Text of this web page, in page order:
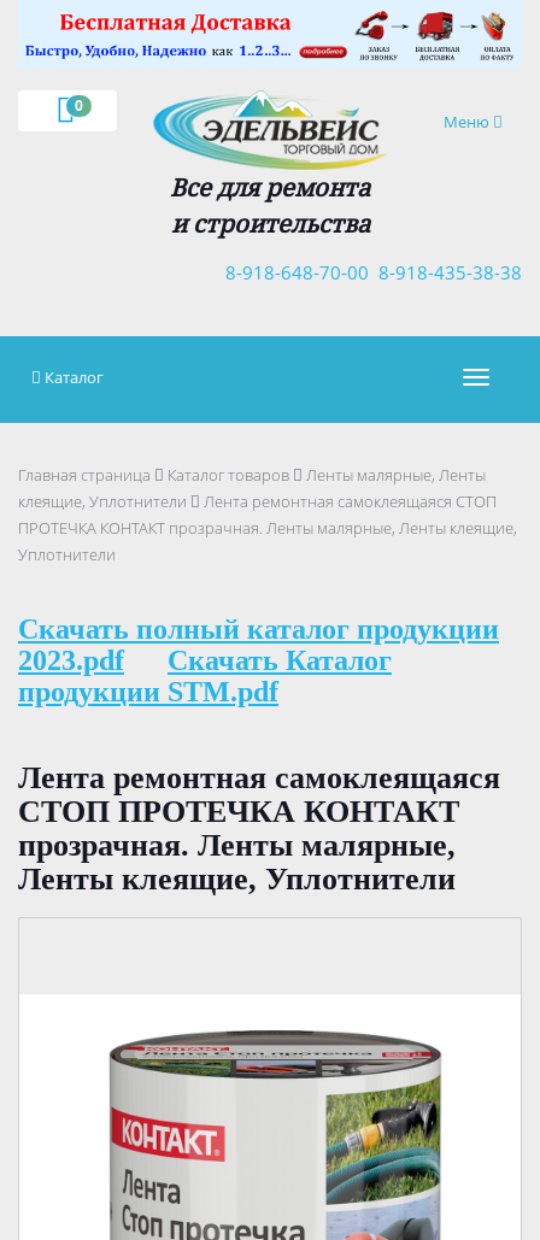
0
Навигация
Меню
Все для ремонта
и строительства
8-918-435-38-38
8-918-648-70-00
×
Каталог
Главная страница Каталог товаров
Ленты малярные, Ленты
клеящие, Уплотнители
Лента ремонтная самоклеящаяся СТОП
ПРОТЕЧКА КОНТАКТ прозрачная. Ленты малярные, Ленты клеящие,
Уплотнители
Скачать полный каталог продукции
2023.pdf
Скачать Каталог
продукции STM.pdf
Лента ремонтная самоклеящаяся
СТОП ПРОТЕЧКА КОНТАКТ
прозрачная. Ленты малярные,
Ленты клеящие, Уплотнители